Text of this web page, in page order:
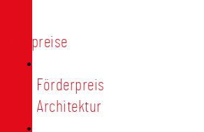
Förderpreise
Förderpreis
Architektur